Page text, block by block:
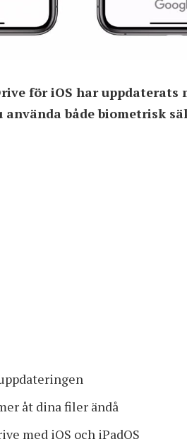
för iOS har uppdaterats
både biometrisk
åt dina filer ändå
med iOS och iPadOS